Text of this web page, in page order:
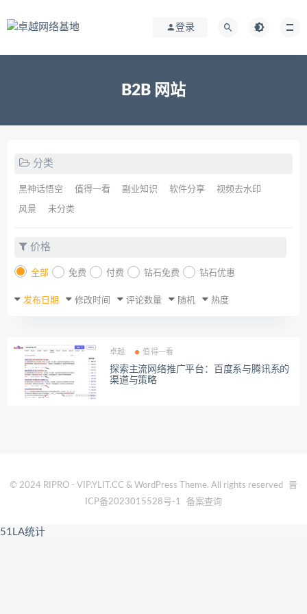
登录
B2B 网站
分类
黑神话悟空 值得一看 副业知识 软件分享 视频去水印
风景 未分类
价格
全部 免费 付费 钻石免费 钻石优惠
发布日期 修改时间 评论数量 随机 热度
卓越 值得一看
探索主流网络推广平台：百度系与腾讯系的
渠道与策略
© 2024 RIPRO - VIP.YLIT.CC & WordPress Theme. All rights reserved
晋
ICP备2023015528号-1
备案查询
51LA统计